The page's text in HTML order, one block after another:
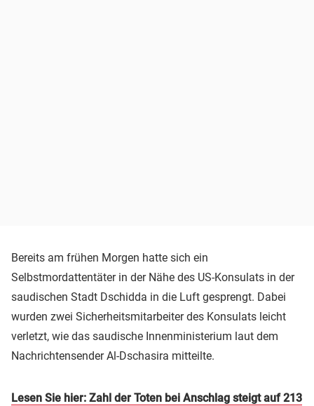
Bereits am frühen Morgen hatte sich ein
Selbstmordattentäter in der Nähe des US-Konsulats in der
saudischen Stadt Dschidda in die Luft gesprengt. Dabei
wurden zwei Sicherheitsmitarbeiter des Konsulats leicht
verletzt, wie das saudische Innenministerium laut dem
Nachrichtensender Al-Dschasira mitteilte.
Lesen Sie hier: Zahl der Toten bei Anschlag steigt auf 213